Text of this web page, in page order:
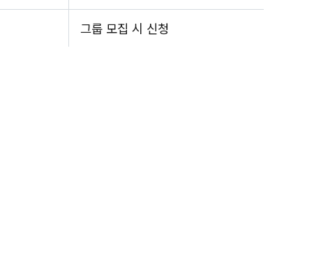
그룹 모집 시 신청